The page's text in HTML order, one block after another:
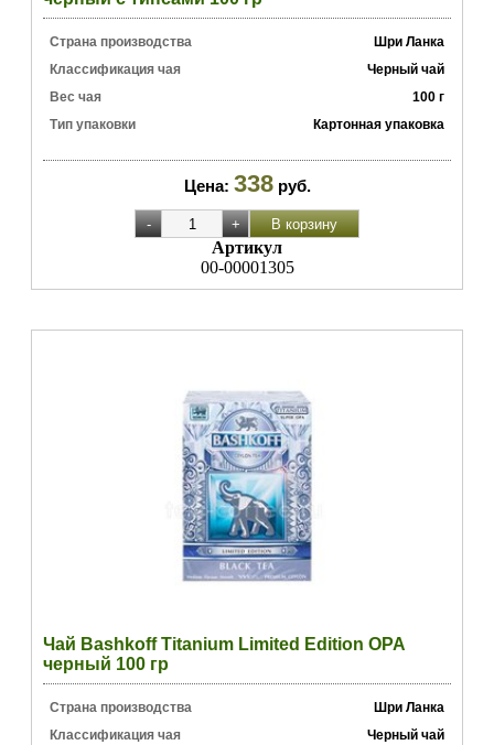
Страна производства
Шри Ланка
Классификация чая
Черный чай
Вес чая
100 г
Тип упаковки
Картонная упаковка
Цена: 338 руб.
Артикул
00-00001305
Чай Bashkoff Titanium Limited Edition OPA
черный 100 гр
Страна производства
Шри Ланка
Классификация чая
Черный чай